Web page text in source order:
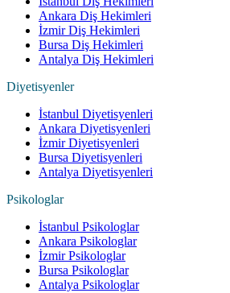
Ankara Diş Hekimleri
İzmir Diş Hekimleri
Bursa Diş Hekimleri
Antalya Diş Hekimleri
Diyetisyenler
İstanbul Diyetisyenleri
Ankara Diyetisyenleri
İzmir Diyetisyenleri
Bursa Diyetisyenleri
Antalya Diyetisyenleri
Psikologlar
İstanbul Psikologlar
Ankara Psikologlar
İzmir Psikologlar
Bursa Psikologlar
Antalya Psikologlar